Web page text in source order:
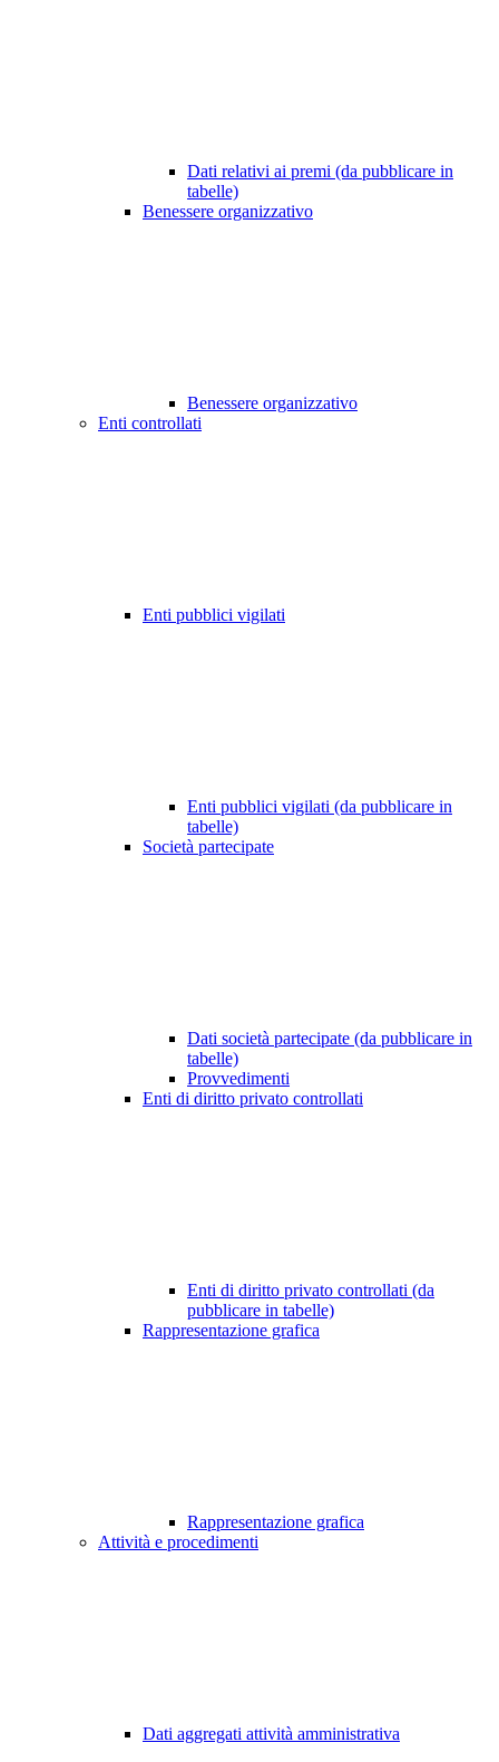
Dati relativi ai premi (da pubblicare in
tabelle)
Benessere organizzativo
Benessere organizzativo
Enti controllati
Enti pubblici vigilati
Enti pubblici vigilati (da pubblicare in
tabelle)
Società partecipate
Dati società partecipate (da pubblicare in
tabelle)
Provvedimenti
Enti di diritto privato controllati
Enti di diritto privato controllati (da
pubblicare in tabelle)
Rappresentazione grafica
Rappresentazione grafica
Attività e procedimenti
Dati aggregati attività amministrativa